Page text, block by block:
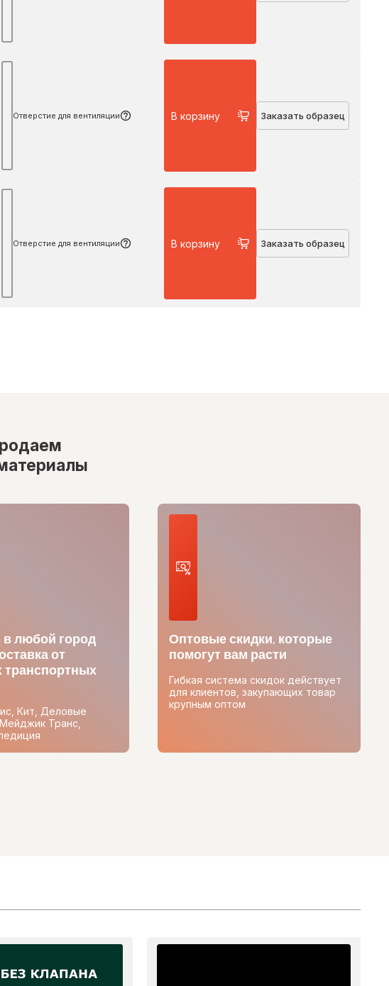
Отверстие для вентиляции В корзину Заказать образец
Отверстие для вентиляции В корзину Заказать образец
в любой город
от
Кит, Деловые
Транс,
Оптовые скидки, которые
помогут вам расти
Гибкая система скидок действует
для клиентов, закупающих товар
крупным оптом